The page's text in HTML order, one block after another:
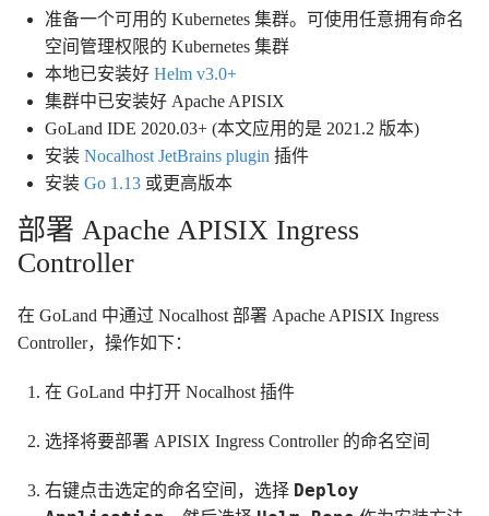
准备一个可用的 Kubernetes 集群。可使用任意拥有命名
空间管理权限的 Kubernetes 集群
本地已安装好 Helm v3.0+
集群中已安装好 Apache APISIX
GoLand IDE 2020.03+ (本文应用的是 2021.2 版本)
安装 Nocalhost JetBrains plugin 插件
安装 Go 1.13 或更高版本
部署 Apache APISIX Ingress
Controller
在 GoLand 中通过 Nocalhost 部署 Apache APISIX Ingress
Controller，操作如下：
在 GoLand 中打开 Nocalhost 插件
选择将要部署 APISIX Ingress Controller 的命名空间
右键点击选定的命名空间，选择 Deploy